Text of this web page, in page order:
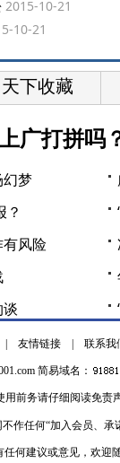
2015-10-21
10-21
天下收藏
广打拼吗
梦
？
风险
友情链接 联系我
简易域名：
前务请仔细阅读免责
作任何“加入会员、
任何建议或意见，欢迎